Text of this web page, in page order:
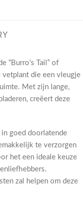
“Burro’s Tail” of
vetplant die een vleugje
Met zijn lange,
creëert deze
in goed doorlatende
te verzorgen
het een ideale keuze
zal helpen om deze